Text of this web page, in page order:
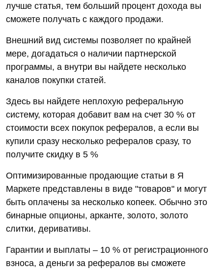
лучше статья, тем больший процент дохода вы
сможете получать с каждого продажи.
Внешний вид системы позволяет по крайней
мере, догадаться о наличии партнерской
программы, а внутри вы найдете несколько
каналов покупки статей.
Здесь вы найдете неплохую реферальную
систему, которая добавит вам на счет 30 % от
стоимости всех покупок рефералов, а если вы
купили сразу несколько рефералов сразу, то
получите скидку в 5 %
Оптимизированные продающие статьи в Я
Маркете представлены в виде "товаров" и могут
быть оплачены за несколько копеек. Обычно это
бинарные опционы, арканте, золото, золото
слитки, деривативы.
Гарантии и выплаты – 10 % от регистрационного
взноса, а деньги за рефералов вы сможете